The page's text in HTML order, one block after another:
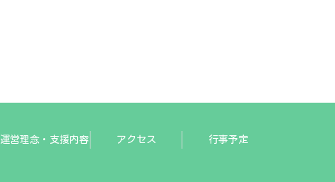
運営理念・支援内容 アクセス
行事予定